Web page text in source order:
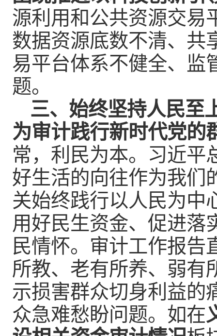
源利用和公共资源交易
数据资源底数不清、共
易平台体系不健全、监
题。
三、始终坚持人民至
为审计践行新时代党的
常，利民为本。习近平
好生活的向往作为我们
关始终践行以人民为中
用好民生资金、促进落
民情怀。审计工作报告
所教、老有所养、弱有
示损害群众切身利益的
众急难愁盼问题。如在